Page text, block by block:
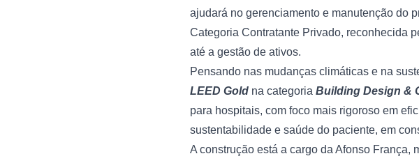
ajudará no gerenciamento e manutenção do
Categoria Contratante Privado, reconhecida
até a gestão de ativos.
LEED Gold na categoria Building Design &
para hospitais, com foco mais rigoroso em
sustentabilidade e saúde do paciente, em
A construção está a cargo da Afonso França,